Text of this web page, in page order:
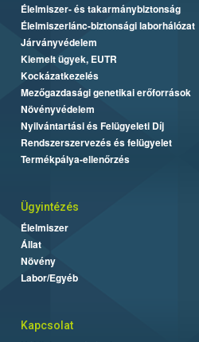
Élelmiszer- és takarmánybiztonság
Élelmiszerlánc-biztonsági laborhálózat
Járványvédelem
Kiemelt ügyek, EUTR
Kockázatkezelés
Mezőgazdasági genetikai erőforrások
Növényvédelem
Nyilvántartási és Felügyeleti Díj
Rendszerszervezés és felügyelet
Termékpálya-ellenőrzés
Ügyintézés
Élelmiszer
Állat
Növény
Labor/Egyéb
Kapcsolat